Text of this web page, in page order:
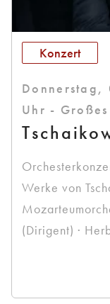
Konzert
Uhr -
Werke von
(Dirigent) ·